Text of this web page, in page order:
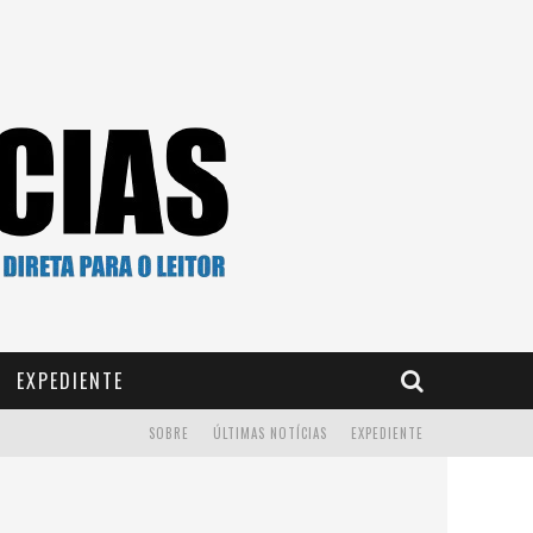
EXPEDIENTE
EXPEDIENTE
ÚLTIMAS NOTÍCIAS
SOBRE